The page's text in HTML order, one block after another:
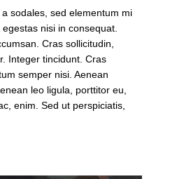
sodales, sed elementum mi
nisi in consequat.
Cras sollicitudin,
Integer tincidunt. Cras
semper nisi. Aenean
leo ligula, porttitor eu,
enim. Sed ut perspiciatis,